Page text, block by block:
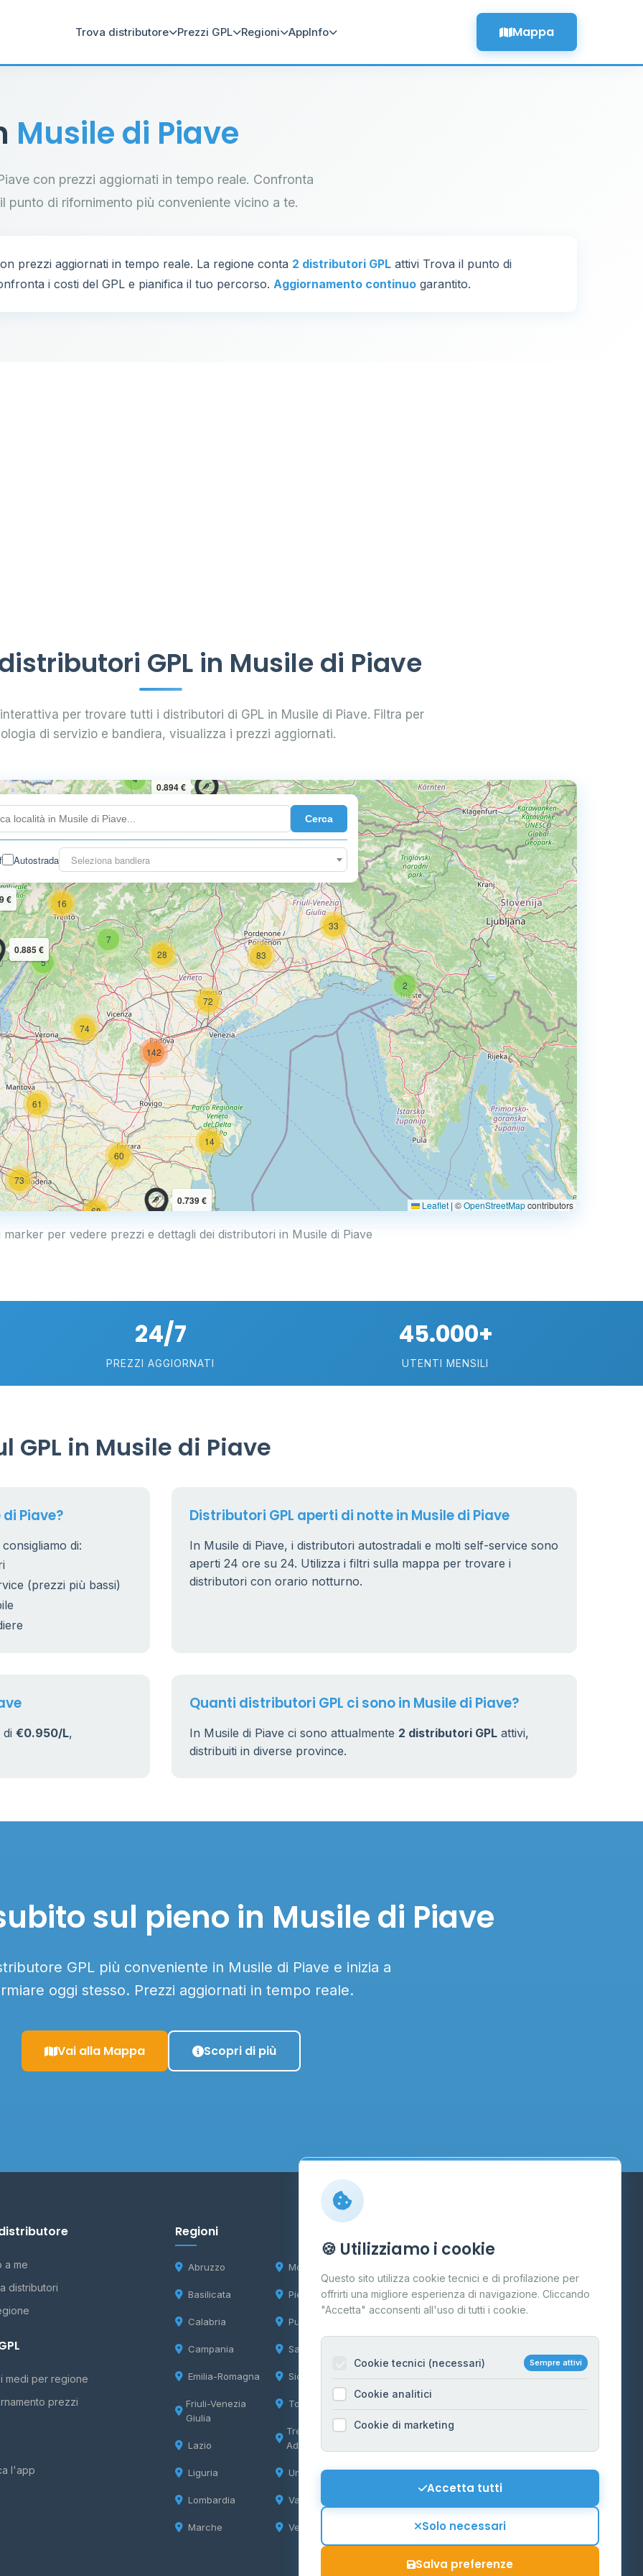
Trova distributore Prezzi GPL Regioni AppInfo Mappa
Musile di Piave
con prezzi aggiornati in tempo reale. Confronta
punto di rifornimento più conveniente vicino a te.
prezzi aggiornati in tempo reale. La regione conta 2 distributori GPL attivi Trova il punto di
i costi del GPL e pianifica il tuo percorso. Aggiornamento continuo garantito.
GPL in Musile di Piave
per trovare tutti i distributori di GPL in Musile di Piave. Filtra per
di servizio e bandiera, visualizza i prezzi aggiornati.
Cerca
Autostrada Seleziona bandiera
20
2
33
7
72
83
28
16
4
10
5
18
14
74
61
142
73
68
60
25
38
10
0.779 €
0.799 €
0.894 €
0.885 €
€
0.769 €
0.739 € Leaflet | ©OpenStreetMapcontributors
marker per vedere prezzi e dettagli dei distributori in Musile di Piave
24/7
PREZZI AGGIORNATI
45.000+
UTENTI MENSILI
in Musile di Piave
Piave?
di:
(prezzi più bassi)
Distributori GPL aperti di notte in Musile di Piave
In Musile di Piave, i distributori autostradali e molti self-service sono
aperti 24 ore su 24. Utilizza i filtri sulla mappa per trovare i
distributori con orario notturno.
€0.950/L,
Quanti distributori GPL ci sono in Musile di Piave?
In Musile di Piave ci sono attualmente 2 distributori GPL attivi,
distribuiti in diverse province.
sul pieno in Musile di Piave
GPL più conveniente in Musile di Piave e inizia a
oggi stesso. Prezzi aggiornati in tempo reale.
Vai alla Mappa Scopri di più
a me
distributori
medi per regione
prezzi
l'app
Regioni
Abruzzo
Basilicata
Calabria
Campania
Emilia-Romagna
Friuli-Venezia
Giulia
Lazio
Liguria
Lombardia
Marche
Molise
Piemonte
Puglia
Sardegna
Sicilia
Toscana
Trentino-Alto
Adige
Umbria
Valle d'Aosta
Veneto
Contatti
Per gestori
Informazioni legali
Privacy Policy
Cookie Policy
Mappa del sito
Contattaci
🍪 Utilizziamo i cookie
Questo sito utilizza cookie tecnici e di profilazione per
offrirti una migliore esperienza di navigazione. Cliccando
"Accetta" acconsenti all'uso di tutti i cookie.
Cookie tecnici (necessari) Sempre attivi
Cookie analitici
Cookie di marketing
Accetta tutti
Solo necessari
Salva preferenze